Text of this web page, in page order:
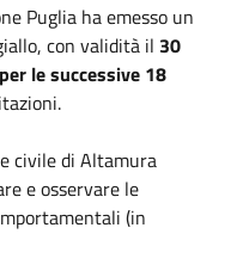
Puglia ha emesso un
con validità il 30
le successive 18
civile di Altamura
e osservare le
(in